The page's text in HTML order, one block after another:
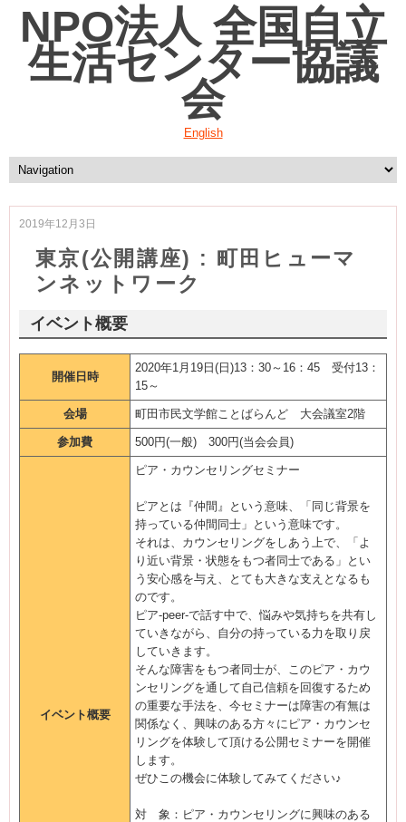
NPO法人 全国自立
生活センター協議
会
English
2019年12月3日
東京(公開講座) : 町田ヒューマ
ンネットワーク
イベント概要
開催日時
2020年1月19日(日)13：30～16：45 受付13：
15～
会場 町田市民文学館ことばらんど 大会議室2階
参加費 500円(一般) 300円(当会会員)
イベント概要
ピア・カウンセリングセミナー
ピアとは『仲間』という意味、「同じ背景を
持っている仲間同士」という意味です。
それは、カウンセリングをしあう上で、「よ
り近い背景・状態をもつ者同士である」とい
う安心感を与え、とても大きな支えとなるも
のです。
ピア-peer-で話す中で、悩みや気持ちを共有し
ていきながら、自分の持っている力を取り戻
していきます。
そんな障害をもつ者同士が、このピア・カウ
ンセリングを通して自己信頼を回復するため
の重要な手法を、今セミナーは障害の有無は
関係なく、興味のある方々にピア・カウンセ
リングを体験して頂ける公開セミナーを開催
します。
ぜひこの機会に体験してみてください♪
対 象：ピア・カウンセリングに興味のある